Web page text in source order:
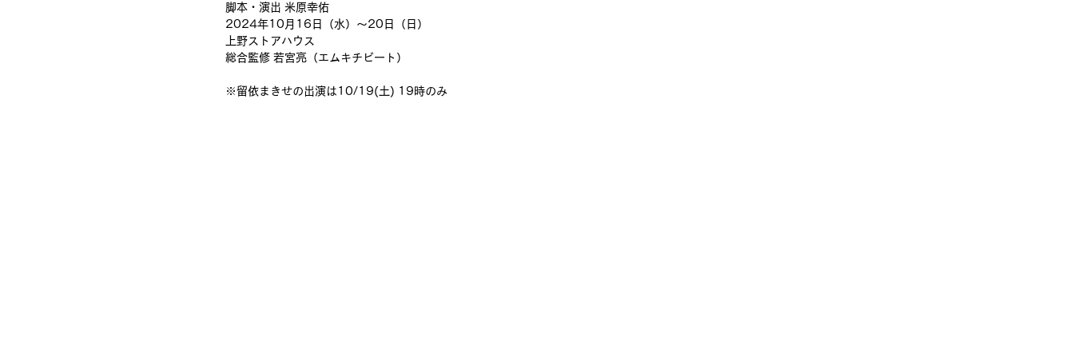
脚本・演出 米原幸佑
2024年10月16日（水）～20日（日）
上野ストアハウス
総合監修 若宮亮（エムキチビート）
※留依まきせの出演は10/19(土) 19時のみ